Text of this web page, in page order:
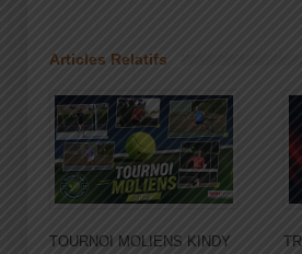
Articles Relatifs
TOURNOI MOLIENS KINDY